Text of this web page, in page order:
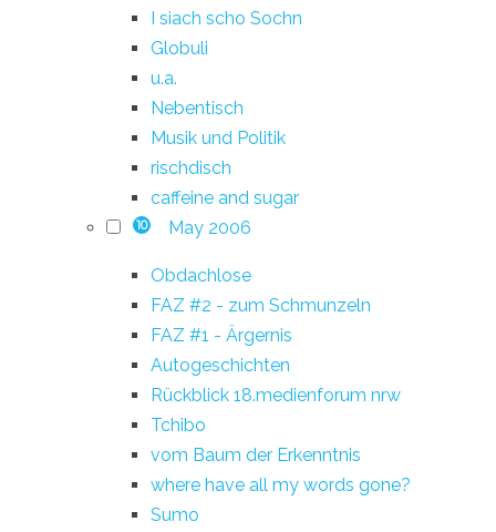
I siach scho Sochn
Globuli
u.a.
Nebentisch
Musik und Politik
rischdisch
caffeine and sugar
10 May 2006
Obdachlose
FAZ #2 - zum Schmunzeln
FAZ #1 - Ärgernis
Autogeschichten
Rückblick 18.medienforum nrw
Tchibo
vom Baum der Erkenntnis
where have all my words gone?
Sumo